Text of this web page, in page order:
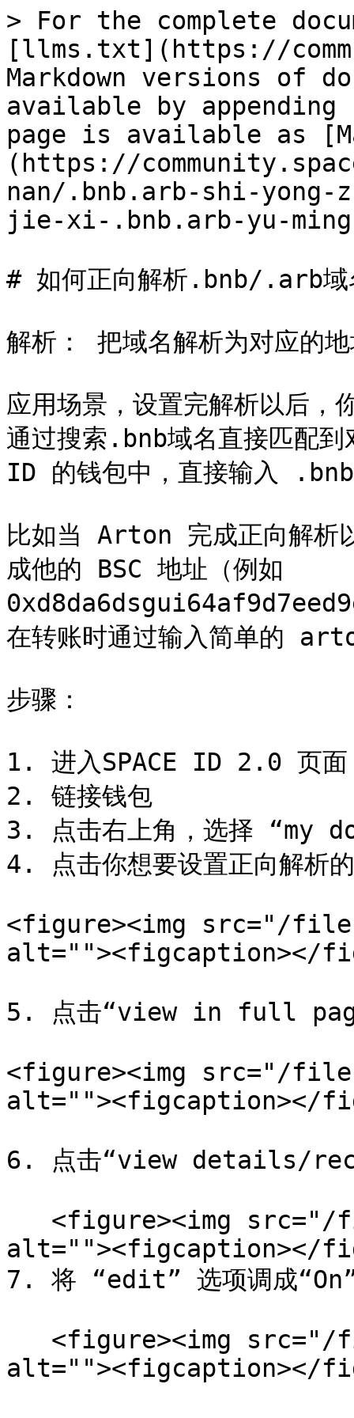
> For the complete
[llms.txt](https://
Markdown versions of
available by
page is available as
(https://
nan/.bnb.arb-shi-yong-
jie-xi-.bnb.arb-yu-
# 如何正向解析.bnb/.arb域
解析： 把域名解析为对应的
应用场景，设置完解析以后
通过搜索.bnb域名直接匹配到
ID 的钱包中，直接输入
比如当 Arton 完成正向解析
成他的 BSC 地址（例如
在转账时通过输入简单的
步骤：
1. 进入SPACE ID 2.0
2. 链接钱包
3. 点击右上角，选择 “my
4. 点击你想要设置正向解析
<figure><img src="/files/
alt=""><figcaption></
5. 点击“view in full
<figure><img src="/files/
alt=""><figcaption></
6. 点击“view details/
alt=""><figcaption></
7. 将 “edit” 选项调成“On”